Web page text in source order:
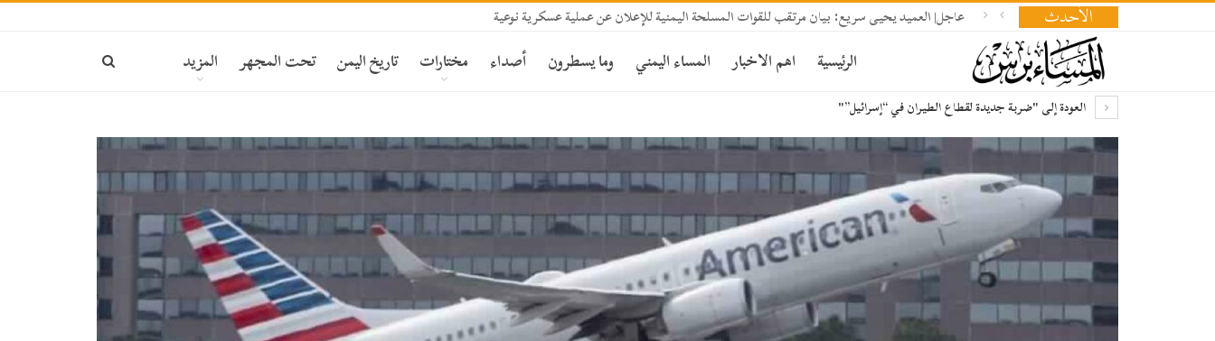
الأحدث عاجل| العميد يحيى سريع: بيان مرتقب للقوات المسلحة اليمنية للإعلان عن عملية عسكرية نوعية
الرئيسية اهم الاخبار المساء اليمني وما يسطرون أصداء مختارات تاريخ اليمن تحت المجهر المزيد
العودة إلى "ضربة جديدة لقطاع الطيران في “إسرائيل”"